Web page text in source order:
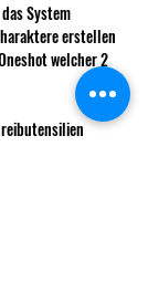
System
erstellen
welcher 2